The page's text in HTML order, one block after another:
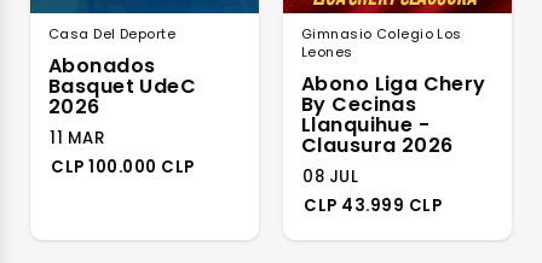
Casa Del Deporte
Abonados
Basquet UdeC
2026
11 MAR
CLP 100.000 CLP
Gimnasio Colegio Los
Leones
Abono Liga Chery
By Cecinas
Llanquihue -
Clausura 2026
08 JUL
CLP 43.999 CLP